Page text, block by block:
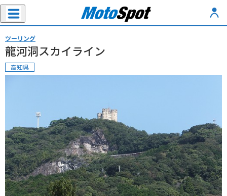
ツーリング
龍河洞スカイライン
高知県